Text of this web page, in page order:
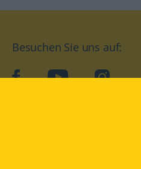
Besuchen Sie uns auf:
facebookYouTube